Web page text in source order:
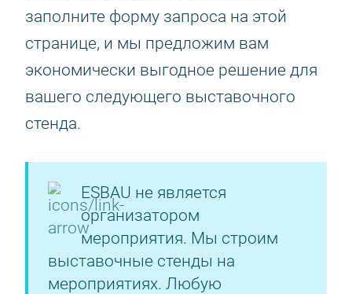
заполните форму запроса на этой
странице, и мы предложим вам
экономически выгодное решение для
вашего следующего выставочного
стенда.
ESBAU не является
организатором
мероприятия. Мы строим
выставочные стенды на
мероприятиях. Любую